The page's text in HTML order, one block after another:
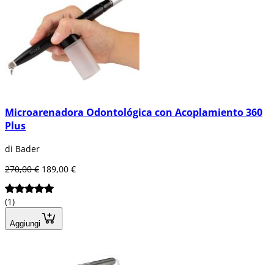
Microarenadora Odontológica con Acoplamiento 360
Plus
di Bader
270,00 € 189,00 €
(1)
Aggiungi